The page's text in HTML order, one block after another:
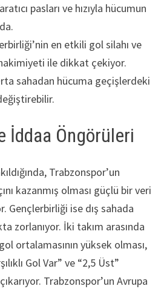
pasları ve hızıyla hücumun
en etkili gol silahı ve
ile dikkat çekiyor.
sahadan hücuma geçişlerdeki
Öngörüleri
Trabzonspor’un
kazanmış olması güçlü bir veri
Gençlerbirliği ise dış sahada
zorlanıyor. İki takım arasında
ortalamasının yüksek olması,
Gol Var” ve “2,5 Üst”
Trabzonspor’un Avrupa